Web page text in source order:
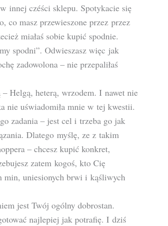
innej czéści sklepu. Spotykacie się
masz przewieszone przez przez
miałaś sobie kupić spodnie.
spodni”. Odwieszasz więc jak
zadowolona – nie przepaliłaś
Helgą, heterą, wrzodem. I nawet nie
nie uświadomiła mnie w tej kwestii.
zadania – jest cel i trzeba go jak
Dlatego myślę, ze z takim
– chcesz kupić konkret,
zatem kogoś, kto Cię
min, uniesionych brwi i kąśliwych
jest Twój ogólny dobrostan.
najlepiej jak potrafię. I dziś